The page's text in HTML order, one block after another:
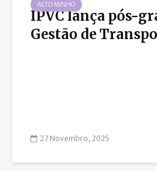
ALTO MINHO
IPVC lança pós-
Gestão de
27 Novembro, 2025